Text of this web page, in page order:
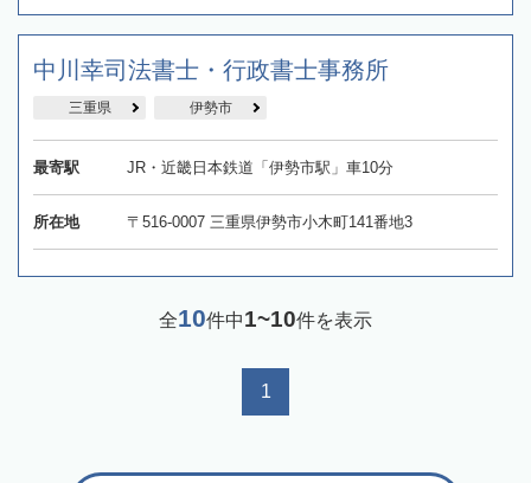
中川幸司法書士・行政書士事務所
三重県 伊勢市
最寄駅 JR・近畿日本鉄道「伊勢市駅」車10分
所在地 〒516-0007 三重県伊勢市小木町141番地3
全10件中1~10件を表示
1